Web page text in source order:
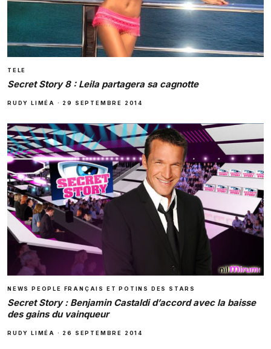
TELE
Secret Story 8 : Leila partagera sa cagnotte
RUDY LIMÉA · 29 SEPTEMBRE 2014
NEWS PEOPLE FRANÇAIS ET POTINS DES STARS
Secret Story : Benja­min Castaldi d’accord avec la baisse
des gains du vainqueur
RUDY LIMÉA · 26 SEPTEMBRE 2014